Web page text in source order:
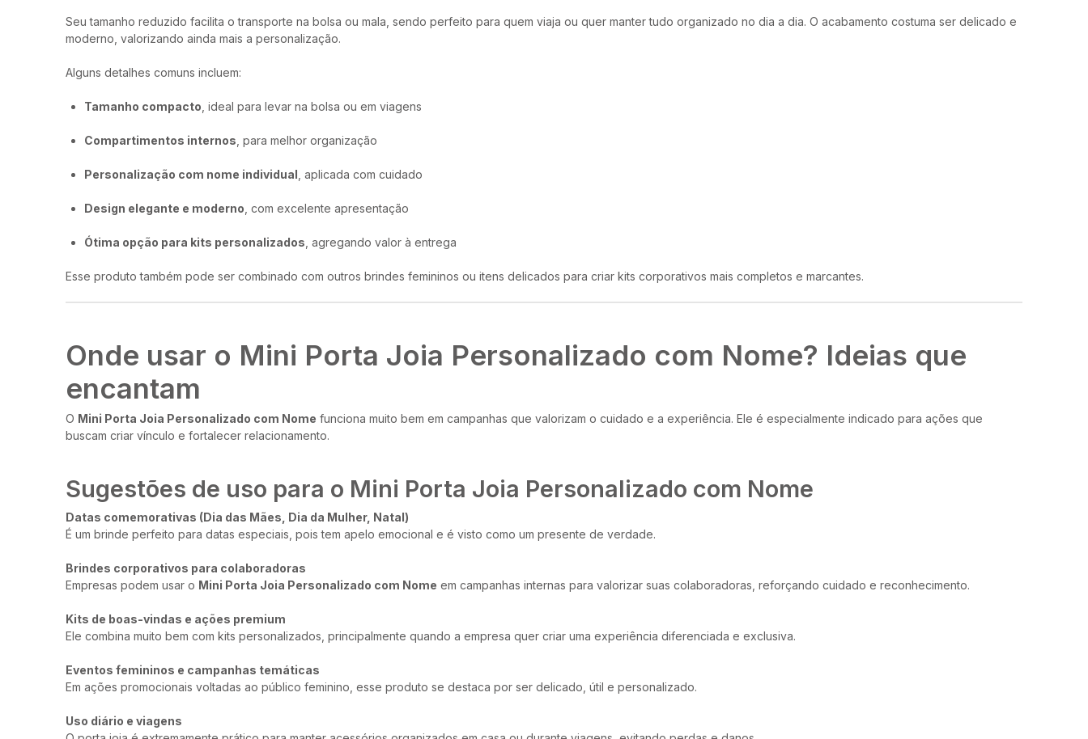
Seu tamanho reduzido facilita o transporte na bolsa ou mala, sendo perfeito para quem viaja ou quer manter tudo organizado no dia a dia. O acabamento costuma ser delicado e
moderno, valorizando ainda mais a personalização.
Alguns detalhes comuns incluem:
Tamanho compacto , ideal para levar na bolsa ou em viagens
Compartimentos internos , para melhor organização
Personalização com nome individual , aplicada com cuidado
Design elegante e moderno , com excelente apresentação
Ótima opção para kits personalizados , agregando valor à entrega
Esse produto também pode ser combinado com outros brindes femininos ou itens delicados para criar kits corporativos mais completos e marcantes.
Onde usar o Mini Porta Joia Personalizado com Nome? Ideias que
encantam
O Mini Porta Joia Personalizado com Nome funciona muito bem em campanhas que valorizam o cuidado e a experiência. Ele é especialmente indicado para ações que
buscam criar vínculo e fortalecer relacionamento.
Sugestões de uso para o Mini Porta Joia Personalizado com Nome
Datas comemorativas (Dia das Mães, Dia da Mulher, Natal)
É um brinde perfeito para datas especiais, pois tem apelo emocional e é visto como um presente de verdade.
Brindes corporativos para colaboradoras
Empresas podem usar o Mini Porta Joia Personalizado com Nome em campanhas internas para valorizar suas colaboradoras, reforçando cuidado e reconhecimento.
Kits de boas-vindas e ações premium
Ele combina muito bem com kits personalizados, principalmente quando a empresa quer criar uma experiência diferenciada e exclusiva.
Eventos femininos e campanhas temáticas
Em ações promocionais voltadas ao público feminino, esse produto se destaca por ser delicado, útil e personalizado.
Uso diário e viagens